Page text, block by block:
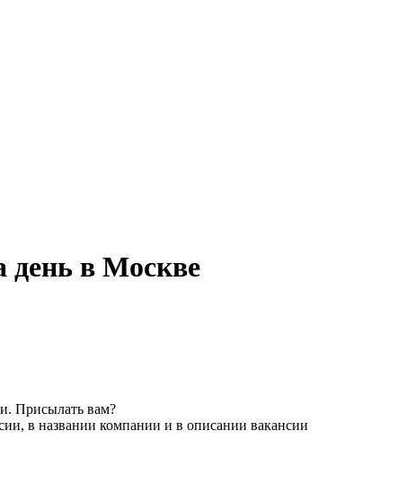
день в Москве
Присылать вам?
в названии компании и в описании вакансии